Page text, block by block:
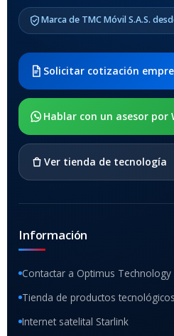
Marca de TMC Móvil S.A.S.
Solicitar cotización
Hablar con un asesor por
Ver tienda de tecnología
Información
Contactar a Optimus Technology
Tienda de productos tecnológicos
Internet satelital Starlink